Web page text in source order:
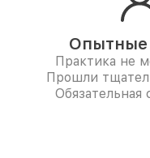
Опытные
Практика не
Прошли
Обязательная